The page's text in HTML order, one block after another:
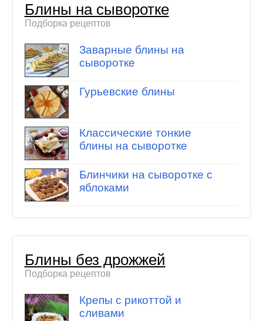
Блины на сыворотке
Подборка рецептов
Заварные блины на
сыворотке
Гурьевские блины
Классические тонкие
блины на сыворотке
Блинчики на сыворотке с
яблоками
Блины без дрожжей
Подборка рецептов
Крепы с рикоттой и
сливами